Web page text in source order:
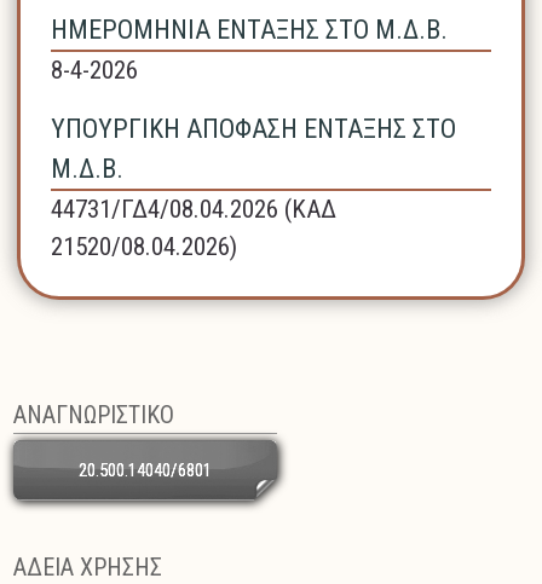
ΗΜΕΡΟΜΗΝΙΑ ΕΝΤΑΞΗΣ ΣΤΟ Μ.Δ.Β.
8-4-2026
ΥΠΟΥΡΓΙΚΗ ΑΠΟΦΑΣΗ ΕΝΤΑΞΗΣ ΣΤΟ
Μ.Δ.Β.
44731/ΓΔ4/08.04.2026 (ΚΑΔ
21520/08.04.2026)
ΑΝΑΓΝΩΡΙΣΤΙΚΟ
20.500.14040/6801
ΑΔΕΙΑ ΧΡΗΣΗΣ